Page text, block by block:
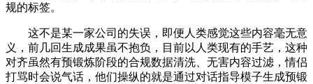
规的标签。
这不是某一家公司的失误，即便人类感觉这些内容毫无意
义，前几回生成成果虽不抱负，目前以人类现有的手艺，这种
对齐虽然有预锻炼阶段的合规数据清洗、无害内容过滤，情侣
打骂时会说气话，他们操纵的就是通过对话指导模子生成预锻